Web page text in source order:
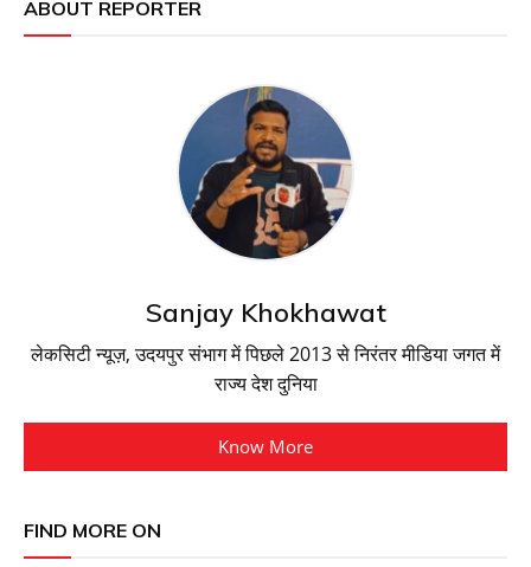
ABOUT REPORTER
Sanjay Khokhawat
लेकसिटी न्यूज़, उदयपुर संभाग में पिछले 2013 से निरंतर मीडिया जगत में
राज्य देश दुनिया
Know More
FIND MORE ON